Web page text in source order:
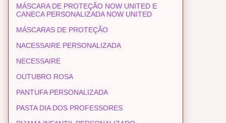
MÁSCARA DE PROTEÇÃO NOW UNITED E
CANECA PERSONALIZADA NOW UNITED
MÁSCARAS DE PROTEÇÃO
NACESSAIRE PERSONALIZADA
NECESSAIRE
OUTUBRO ROSA
PANTUFA PERSONALIZADA
PASTA DIA DOS PROFESSORES